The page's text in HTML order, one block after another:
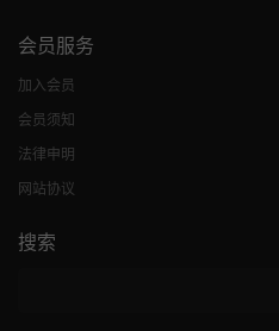
会员服务
加入会员
会员须知
法律申明
网站协议
搜索